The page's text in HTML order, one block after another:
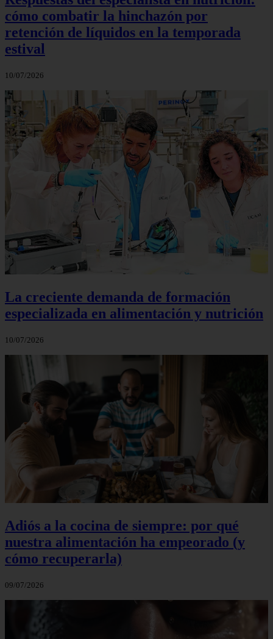
cómo combatir la hinchazón por
retención de líquidos en la temporada
estival
10/07/2026
La creciente demanda de formación
especializada en alimentación y nutrición
10/07/2026
Adiós a la cocina de siempre: por qué
nuestra alimentación ha empeorado (y
cómo recuperarla)
09/07/2026